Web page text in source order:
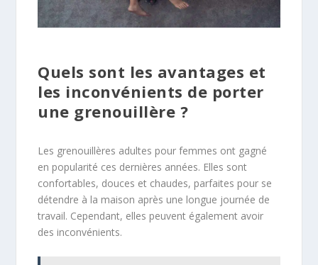
Quels sont les avantages et
les inconvénients de porter
une grenouillère ?
Les grenouillères adultes pour femmes ont gagné
en popularité ces dernières années. Elles sont
confortables, douces et chaudes, parfaites pour se
détendre à la maison après une longue journée de
travail. Cependant, elles peuvent également avoir
des inconvénients.